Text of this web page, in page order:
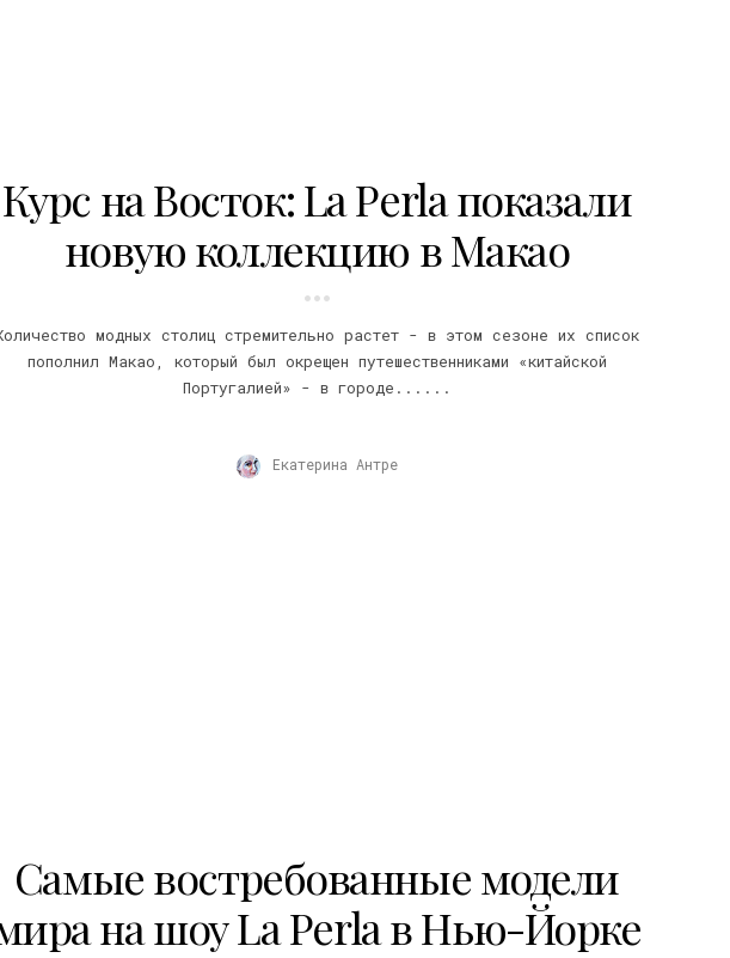
Курс на Восток: La Perla показали
новую коллекцию в Макао
модных столиц стремительно растет - в этом сезоне их список
пополнил Макао, который был окрещен путешественниками «китайской
Португалией» - в городе......
Екатерина Антре
Самые востребованные модели
на шоу La Perla в Нью-Йорке